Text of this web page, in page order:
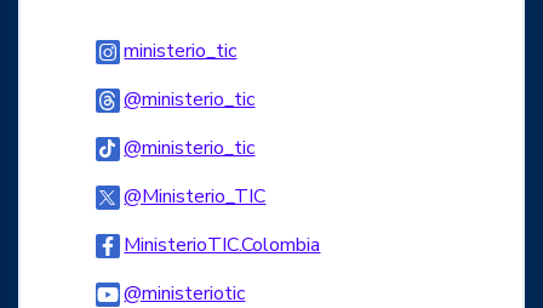
ministerio_ticLogo Instagram
@ministerio_ticLogo Threads
@ministerio_ticLogo Tiktok
@Ministerio_TICLogo Twitter
MinisterioTIC.Colombia
@ministerioticLogo Youtube